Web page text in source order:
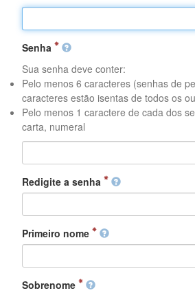
Senha
Sua senha deve conter:
Pelo menos 6 caracteres (senhas de
caracteres estão isentas de todos os
Pelo menos 1 caractere de cada dos
carta, numeral
Redigite a senha
Primeiro nome
Sobrenome